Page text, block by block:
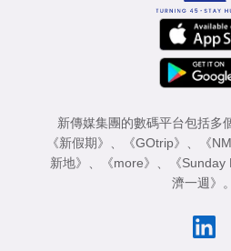
新傳媒集團的數碼平台包括多
《新假期》
《GOtrip》 《
新地》
《more》 《Sunday
濟一週》
。